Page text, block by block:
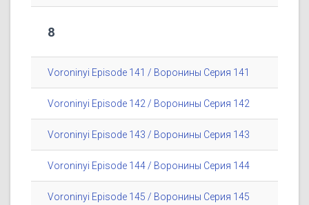
8
Voroninyi Episode 141 / Воронины Серия 141
Voroninyi Episode 142 / Воронины Серия 142
Voroninyi Episode 143 / Воронины Серия 143
Voroninyi Episode 144 / Воронины Серия 144
Voroninyi Episode 145 / Воронины Серия 145